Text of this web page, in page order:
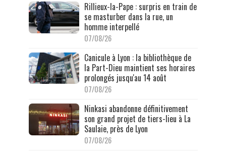
Rillieux-la-Pape : surpris en train de
se masturber dans la rue, un
homme interpellé
07/08/26
Canicule à Lyon : la bibliothèque de
la Part-Dieu maintient ses horaires
prolongés jusqu'au 14 août
07/08/26
Ninkasi abandonne définitivement
son grand projet de tiers-lieu à La
Saulaie, près de Lyon
07/08/26